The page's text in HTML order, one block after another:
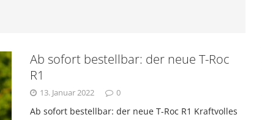
oder weiterfahren? Wann sich die Reparatur
noch lohnt RATGEBER
Ab sofort bestellbar: der neue T-Roc
R1
13. Januar 2022 0
Ab sofort bestellbar: der neue T-Roc R1 Kraftvolles